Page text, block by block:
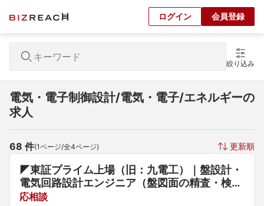
ログイン 会員登録
絞り込み
電気・電子制御設計/電気・電子/エネルギーの
求人
68 件(1ページ/全4ページ) 更新順
◤東証プライム上場（旧：九電工）｜盤設計・
電気回路設計エンジニア（盤図面の精査・検
証）◢年間休日131日以上・借上社宅制度（家
応相談